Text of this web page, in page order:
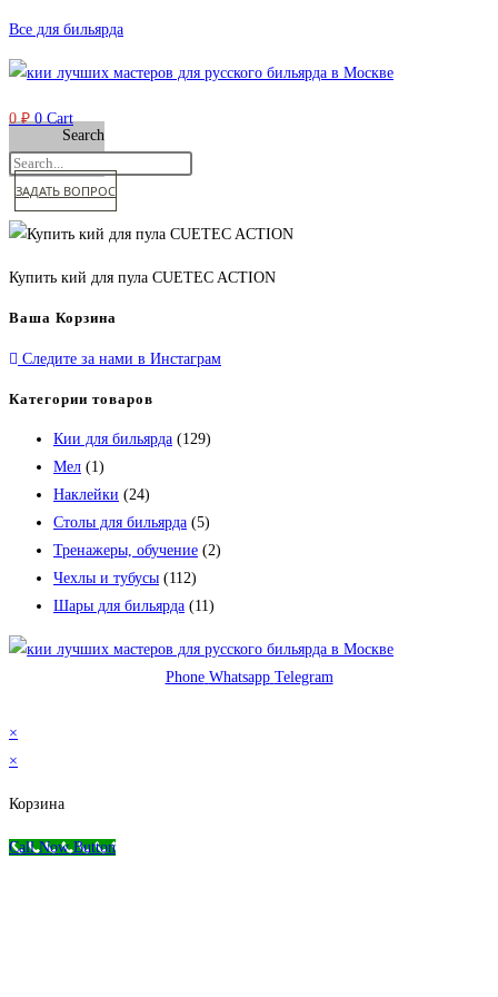
Перейти
к
содержимому
Все для бильярда
0₽ 0 Cart
Search
ЗАДАТЬ ВОПРОС
Купить кий для пула CUETEC ACTION
Ваша Корзина
Следите за нами в Инстаграм
Категории товаров
Кии для бильярда (129)
Мел (1)
Наклейки (24)
Столы для бильярда (5)
Тренажеры, обучение (2)
Чехлы и тубусы (112)
Шары для бильярда (11)
Phone Whatsapp Telegram
×
×
Корзина
Call Now Button